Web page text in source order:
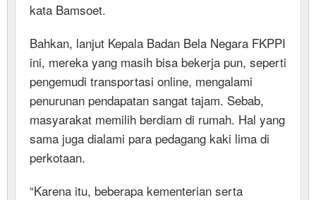
kata Bamsoet.
Bahkan, lanjut Kepala Badan Bela Negara FKPPI
ini, mereka yang masih bisa bekerja pun, seperti
pengemudi transportasi online, mengalami
penurunan pendapatan sangat tajam. Sebab,
masyarakat memilih berdiam di rumah. Hal yang
sama juga dialami para pedagang kaki lima di
perkotaan.
“Karena itu, beberapa kementerian serta